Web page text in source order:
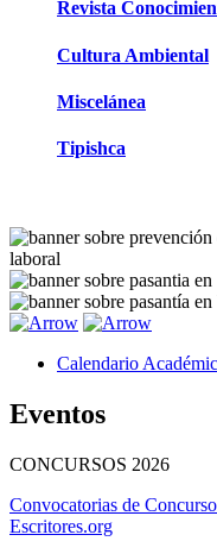
Revista
Cultura Ambiental
Miscelánea
Tipishca
Calendario
Eventos
CONCURSOS 2026
Convocatorias de
Escritores.org